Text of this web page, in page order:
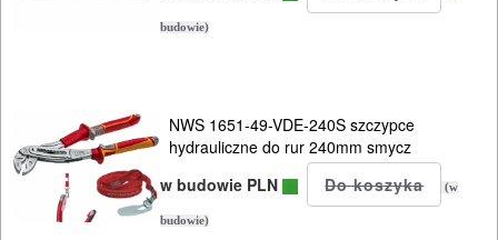
ukośnice
do
metalu
budowie)
NWS 1651-49-VDE-240S szczypce
hydrauliczne do rur 240mm smycz
w budowie PLN
(w
budowie)